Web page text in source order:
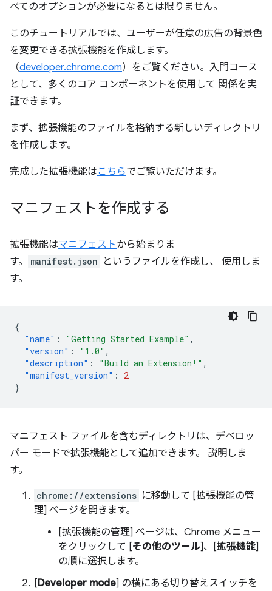
べてのオプションが必要になるとは限りません。
このチュートリアルでは、ユーザーが任意の広告の背景色
を変更できる拡張機能を作成します。
（developer.chrome.com）をご覧ください。入門コース
として、多くのコア コンポーネントを使用して 関係を実
証できます。
まず、拡張機能のファイルを格納する新しいディレクトリ
を作成します。
完成した拡張機能はこちらでご覧いただけます。
マニフェストを作成する
拡張機能はマニフェストから始まりま
す。
manifest.json
というファイルを作成し、 使用しま
す。
{
"name" : "Getting Started Example" ,
"version" : "1.0" ,
"description" : "Build an Extension!" ,
"manifest_version" :
2
}
マニフェスト ファイルを含むディレクトリは、デベロッ
パー モードで拡張機能として追加できます。 説明しま
す。
chrome://extensions に移動して [拡張機能の管
理] ページを開きます。
[拡張機能の管理] ページは、Chrome メニュー
をクリックして [その他のツール]、[拡張機能]
の順に選択します。
[Developer mode] の横にある切り替えスイッチを